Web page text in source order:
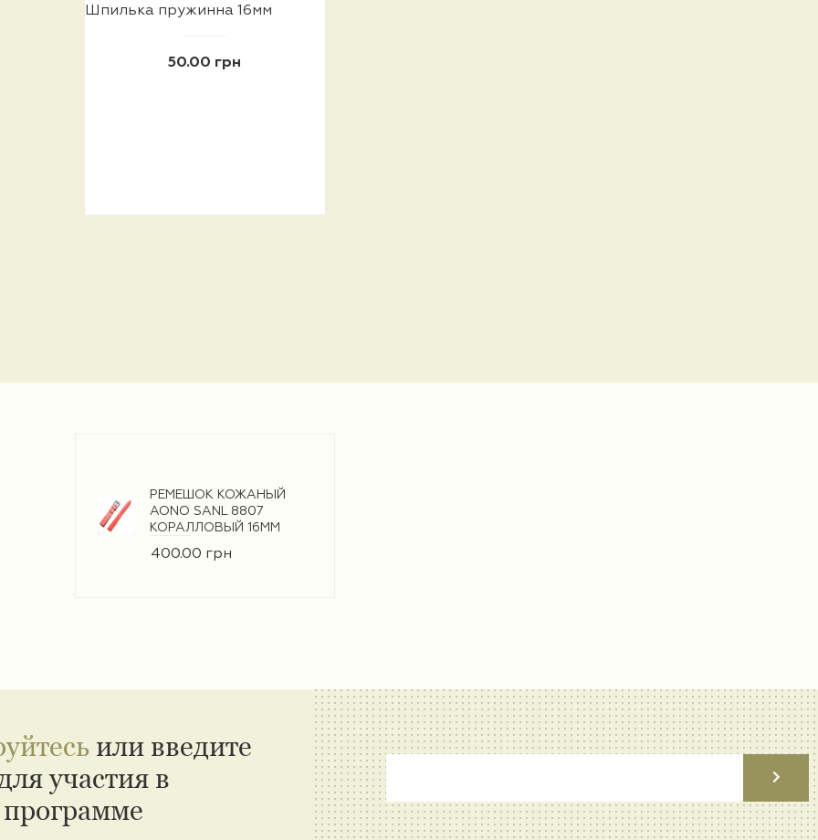
Шпилька пружинна 16мм
50.00 грн
РЕМЕШОК КОЖАНЫЙ
AONO SANL 8807
КОРАЛЛОВЫЙ 16ММ
400.00 грн
или введите
участия в